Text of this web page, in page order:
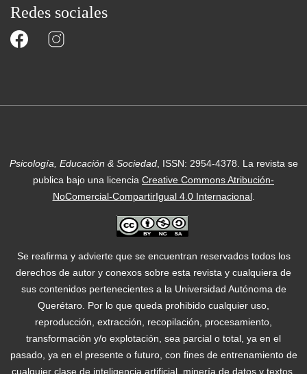
Redes sociales
Psicología, Educación & Sociedad, ISSN: 2954-4378. La revista se
publica bajo una licencia Creative Commons Atribución-
NoComercial-CompartirIgual 4.0 Internacional.
Se reafirma y advierte que se encuentran reservados todos los
derechos de autor y conexos sobre esta revista y cualquiera de
sus contenidos pertenecientes a la Universidad Autónoma de
Querétaro. Por lo que queda prohibido cualquier uso,
reproducción, extracción, recopilación, procesamiento,
transformación y/o explotación, sea parcial o total, ya en el
pasado, ya en el presente o futuro, con fines de entrenamiento de
cualquier clase de inteligencia artificial, minería de datos y textos,